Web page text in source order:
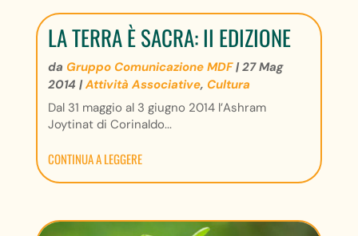
LA TERRA È SACRA: II EDIZIONE
da Gruppo Comunicazione MDF|27 Mag
2014 |Attività Associative, Cultura
Dal 31 maggio al 3 giugno 2014 l’Ashram
Joytinat di Corinaldo...
CONTINUA A LEGGERE